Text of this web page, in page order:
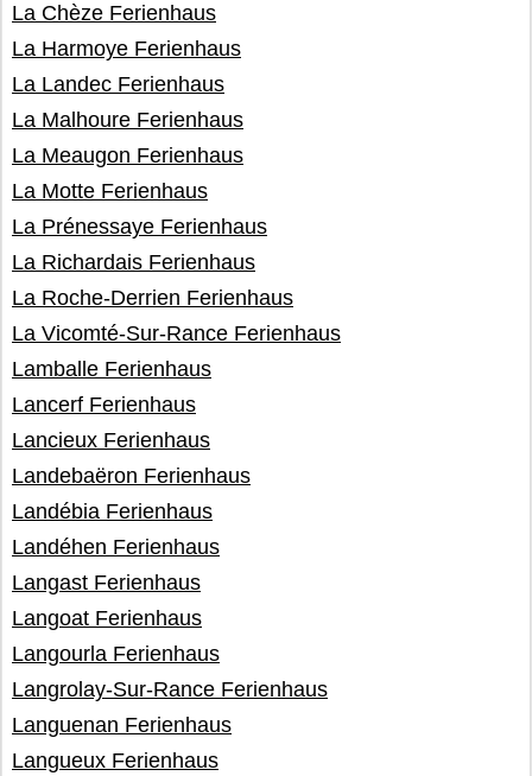
La Chèze Ferienhaus
La Harmoye Ferienhaus
La Landec Ferienhaus
La Malhoure Ferienhaus
La Meaugon Ferienhaus
La Motte Ferienhaus
La Prénessaye Ferienhaus
La Richardais Ferienhaus
La Roche-Derrien Ferienhaus
La Vicomté-Sur-Rance Ferienhaus
Lamballe Ferienhaus
Lancerf Ferienhaus
Lancieux Ferienhaus
Landebaëron Ferienhaus
Landébia Ferienhaus
Landéhen Ferienhaus
Langast Ferienhaus
Langoat Ferienhaus
Langourla Ferienhaus
Langrolay-Sur-Rance Ferienhaus
Languenan Ferienhaus
Langueux Ferienhaus